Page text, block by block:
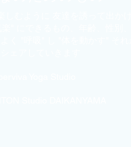
楽" にできるもの、年齢、性別
そ